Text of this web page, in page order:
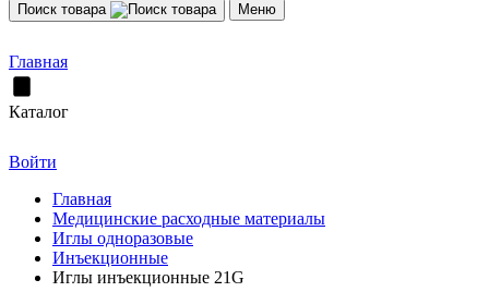
Поиск товара Меню
Главная
Каталог
Войти
Главная
Медицинские расходные материалы
Иглы одноразовые
Инъекционные
Иглы инъекционные 21G